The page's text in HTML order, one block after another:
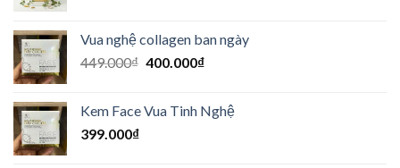
499.000₫.là:
449.000₫.
Vua nghệ collagen ban ngày
449.000₫ Giá
449.000₫.
400.000₫Giá
là:
Kem Face Vua Tinh Nghệ
399.000₫